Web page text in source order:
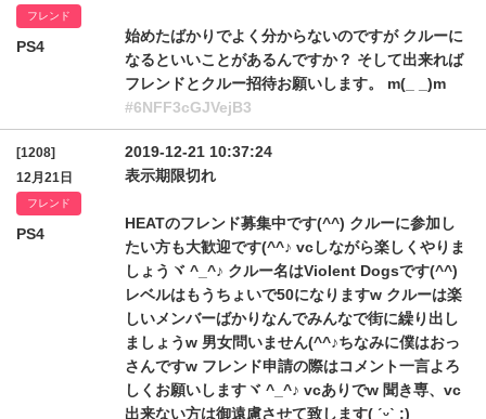
フレンド
PS4
始めたばかりでよく分からないのですが クルーに
なるといいことがあるんですか？ そして出来れば
フレンドとクルー招待お願いします。 m(_ _)m
#6NFF3cGJVejB3
[1208]
12月21日
フレンド
PS4
2019-12-21 10:37:24
表示期限切れ
HEATのフレンド募集中です(^^) クルーに参加し
たい方も大歓迎です(^^♪ vcしながら楽しくやりま
しょうヾ ^_^♪ クルー名はViolent Dogsです(^^)
レベルはもうちょいで50になりますw クルーは楽
しいメンバーばかりなんでみんなで街に繰り出し
ましょうw 男女問いません(^^♪ちなみに僕はおっ
さんですw フレンド申請の際はコメント一言よろ
しくお願いしますヾ ^_^♪ vcありでw 聞き専、vc
出来ない方は御遠慮させて致します( ˊᵕˋ ;)